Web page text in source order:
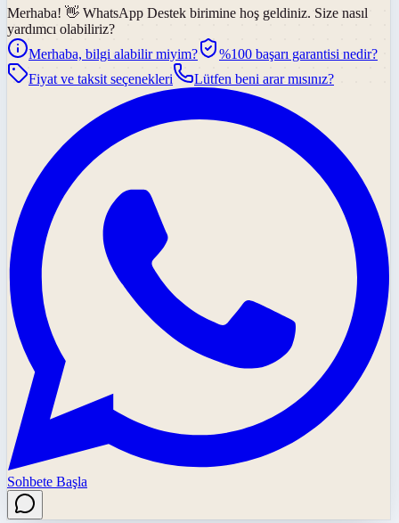
Merhaba! 👋 WhatsApp Destek birimine hoş geldiniz. Size nasıl
yardımcı olabiliriz?
Merhaba, bilgi alabilir miyim?
%100 başarı garantisi nedir?
Fiyat ve taksit seçenekleri
Lütfen beni arar mısınız?
Sohbete Başla